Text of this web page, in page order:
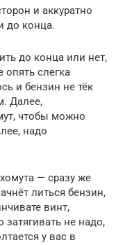
и аккуратно
до конца.
до конца или нет,
опять слегка
и бензин не тёк
Далее,
чтобы можно
надо
— сразу же
литься бензин,
винт,
не надо,
у вас в